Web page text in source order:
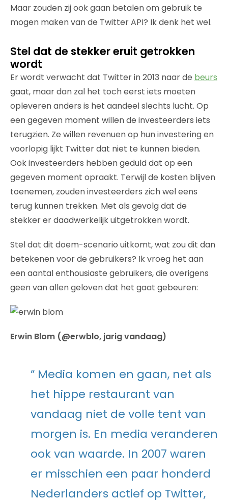
Maar zouden zij ook gaan betalen om gebruik te
mogen maken van de Twitter API? Ik denk het wel.
Stel dat de stekker eruit getrokken
wordt
Er wordt verwacht dat Twitter in 2013 naar de beurs
gaat, maar dan zal het toch eerst iets moeten
opleveren anders is het aandeel slechts lucht. Op
een gegeven moment willen de investeerders iets
terugzien. Ze willen revenuen op hun investering en
voorlopig lijkt Twitter dat niet te kunnen bieden.
Ook investeerders hebben geduld dat op een
gegeven moment opraakt. Terwijl de kosten blijven
toenemen, zouden investeerders zich wel eens
terug kunnen trekken. Met als gevolg dat de
stekker er daadwerkelijk uitgetrokken wordt.
Stel dat dit doem-scenario uitkomt, wat zou dit dan
betekenen voor de gebruikers? Ik vroeg het aan
een aantal enthousiaste gebruikers, die overigens
geen van allen geloven dat het gaat gebeuren:
Erwin Blom (@erwblo, jarig vandaag)
” Media komen en gaan, net als
het hippe restaurant van
vandaag niet de volle tent van
morgen is. En media veranderen
ook van waarde. In 2007 waren
er misschien een paar honderd
Nederlanders actief op Twitter,